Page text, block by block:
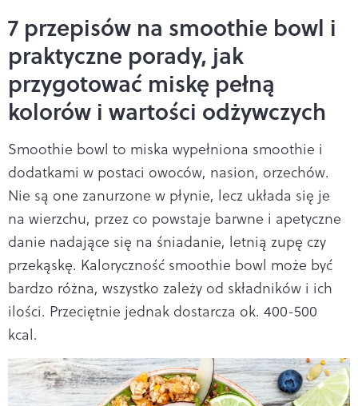
7 przepisów na smoothie bowl i
praktyczne porady, jak
przygotować miskę pełną
kolorów i wartości odżywczych
Smoothie bowl to miska wypełniona smoothie i
dodatkami w postaci owoców, nasion, orzechów.
Nie są one zanurzone w płynie, lecz układa się je
na wierzchu, przez co powstaje barwne i apetyczne
danie nadające się na śniadanie, letnią zupę czy
przekąskę. Kaloryczność smoothie bowl może być
bardzo różna, wszystko zależy od składników i ich
ilości. Przeciętnie jednak dostarcza ok. 400-500
kcal.